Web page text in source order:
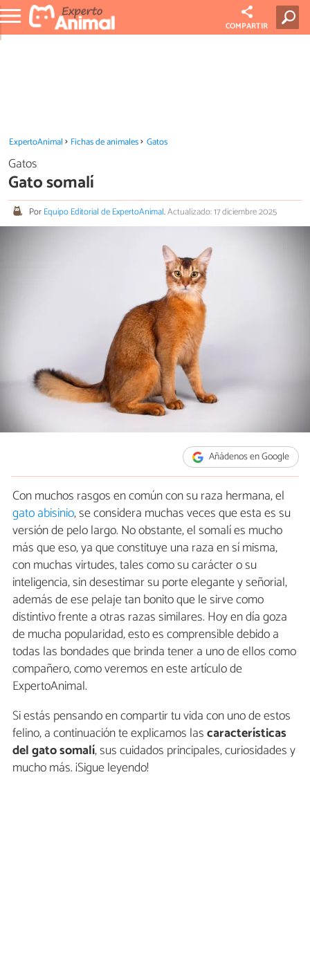
COMPARTIR
ExpertoAnimal Fichas de animales Gatos
Gatos
Gato somalí
PorEquipo Editorial de ExpertoAnimal.Actualizado: 17 diciembre 2025
Añádenos en Google
Con muchos rasgos en común con su raza hermana, el
gato abisinio, se considera muchas veces que esta es su
versión de pelo largo. No obstante, el somalí es mucho
más que eso, ya que constituye una raza en sí misma,
con muchas virtudes, tales como su carácter o su
inteligencia, sin desestimar su porte elegante y señorial,
además de ese pelaje tan bonito que le sirve como
distintivo frente a otras razas similares. Hoy en día goza
de mucha popularidad, esto es comprensible debido a
todas las bondades que brinda tener a uno de ellos como
compañero, como veremos en este artículo de
ExpertoAnimal.
Si estás pensando en compartir tu vida con uno de estos
felino, a continuación te explicamos lascaracterísticas
del gato somalí, sus cuidados principales, curiosidades y
mucho más. ¡Sigue leyendo!